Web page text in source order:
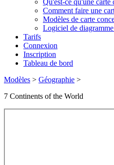
Comment faire une
Modèles de carte
Logiciel de
Tarifs
Connexion
Inscription
Tableau de bord
Modèles > Géographie >
7 Continents of the World